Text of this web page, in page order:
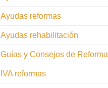
Ayudas reformas
Ayudas rehabilitación
Guías y Consejos de Reforma
IVA reformas